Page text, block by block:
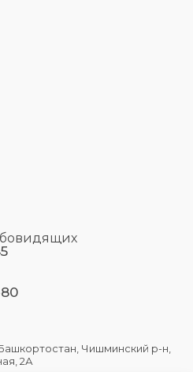
Чишминский р-н,
2А